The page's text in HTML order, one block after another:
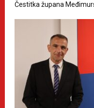
Čestitka župana